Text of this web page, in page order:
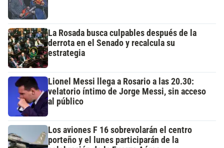
La Rosada busca culpables después de la
derrota en el Senado y recalcula su
estrategia
Lionel Messi llega a Rosario a las 20.30:
velatorio íntimo de Jorge Messi, sin acceso
al público
Los aviones F 16 sobrevolarán el centro
porteño y el lunes participarán de la